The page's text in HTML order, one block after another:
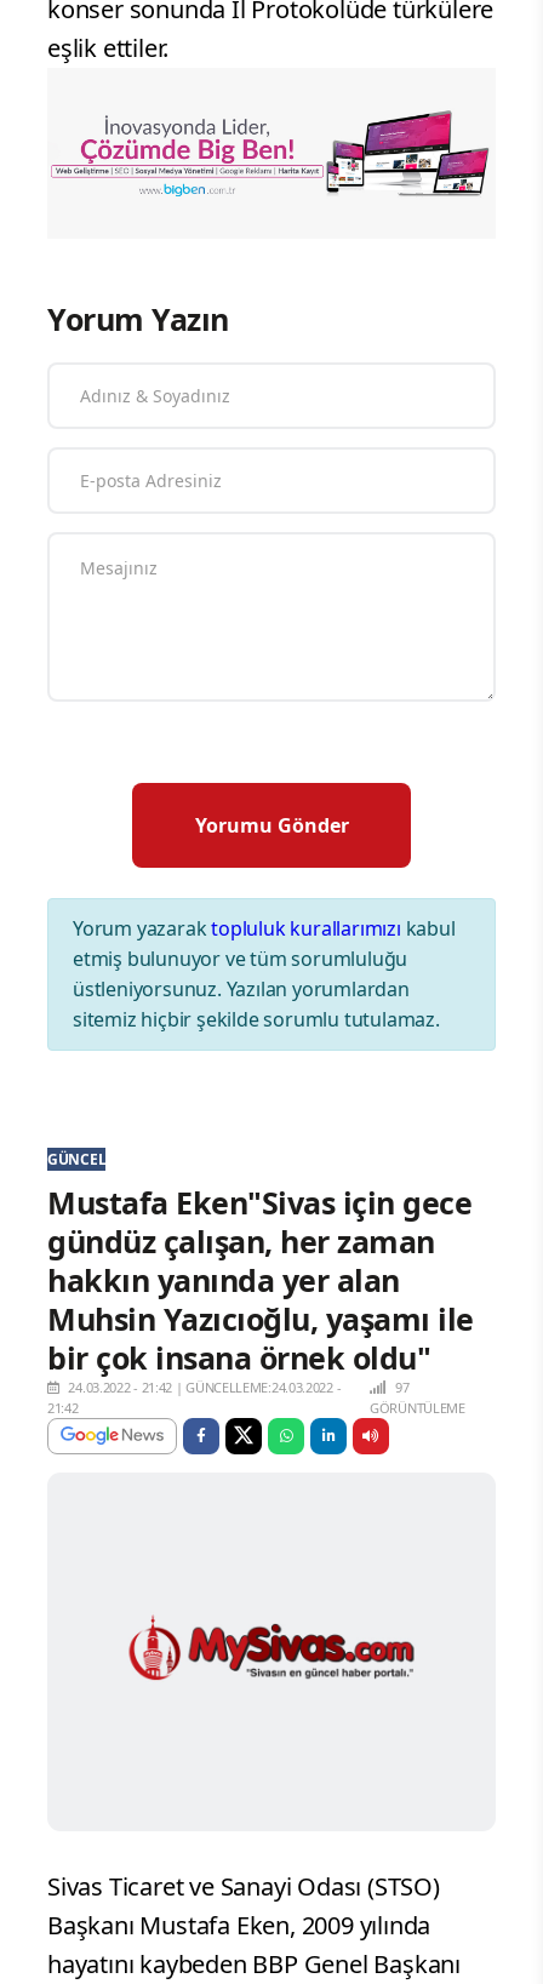
konser sonunda İl Protokolüde türkülere
eşlik ettiler.
Yorum Yazın
Yorum yazaraktopluluk kurallarımızı kabul
etmiş bulunuyor ve tüm sorumluluğu
üstleniyorsunuz. Yazılan yorumlardan
sitemiz hiçbir şekilde sorumlu tutulamaz.
GÜNCEL
Mustafa Eken"Sivas için gece
gündüz çalışan, her zaman
hakkın yanında yer alan
Muhsin Yazıcıoğlu, yaşamı ile
bir çok insana örnek oldu"
24.03.2022 - 21:42 |GÜNCELLEME:24.03.2022 -
21:42
97
GÖRÜNTÜLEME
Sivas Ticaret ve Sanayi Odası (STSO)
Başkanı Mustafa Eken, 2009 yılında
hayatını kaybeden BBP Genel Başkanı